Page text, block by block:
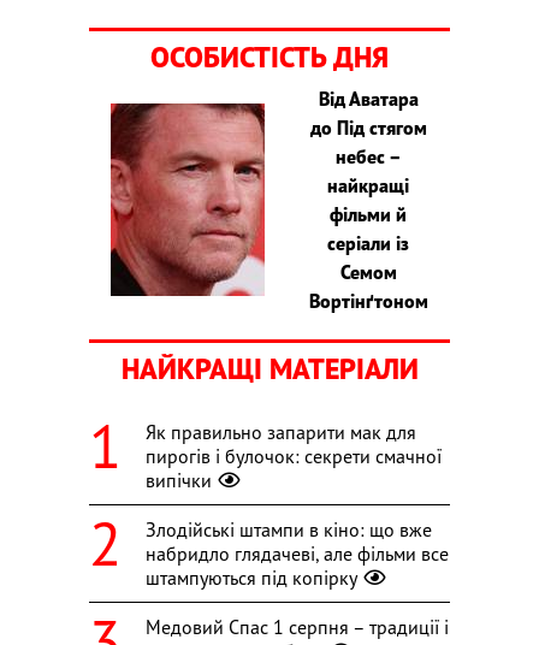
ОСОБИСТІСТЬ ДНЯ
Від Аватара
до Під стягом
небес –
найкращі
фільми й
серіали із
Семом
Вортінґтоном
НАЙКРАЩІ МАТЕРІАЛИ
Як правильно запарити мак для
пирогів і булочок: секрети смачної
випічки
Злодійські штампи в кіно: що вже
набридло глядачеві, але фільми все
штампуються під копірку
Медовий Спас 1 серпня – традиції і